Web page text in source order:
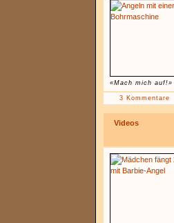
«Mach mich auf!»
3 Kommentare
Videos